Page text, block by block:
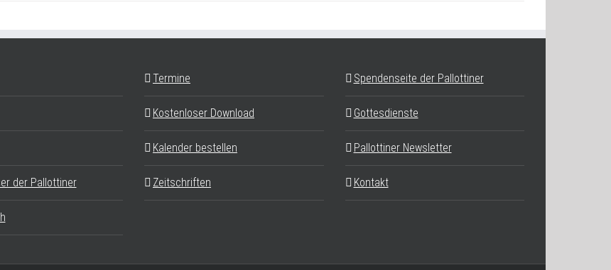
der Pallottiner
Termine
Kostenloser Download
Kalender bestellen
Zeitschriften
Spendenseite der Pallottiner
Gottesdienste
Pallottiner Newsletter
Kontakt